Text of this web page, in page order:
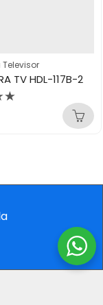
Televisor
TV HDL-117B-2